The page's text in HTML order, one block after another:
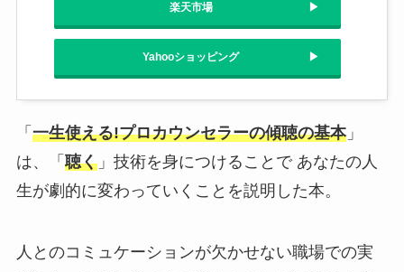
楽天市場
Yahooショッピング
「 一生使える!プロカウンセラーの傾聴の基本」
は、「 聴く」技術を身につけることで あなたの人
生が劇的に変わっていくことを説明した本。
人とのコミュケーションが欠かせない職場での実